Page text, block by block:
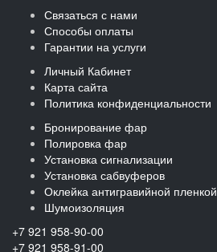
Связаться с нами
Способы оплаты
Гарантии на услуги
Личный Кабинет
Карта сайта
Политика конфиденциальности
Бронирование фар
Полировка фар
Установка сигнализации
Установка сабвуферов
Оклейка антигравийной пленкой
Шумоизоляция
+7 921 958-90-00
+7 921 958-91-00